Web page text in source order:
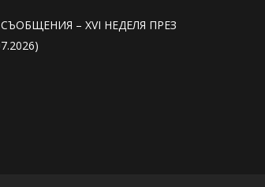
– XVI НЕДЕЛЯ ПРЕЗ